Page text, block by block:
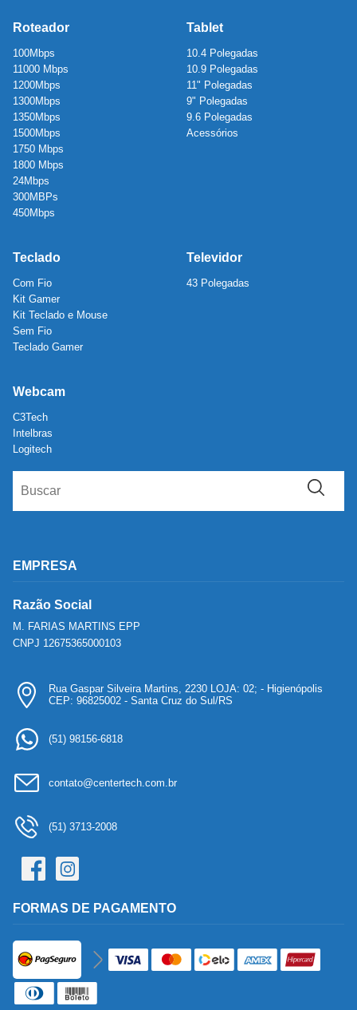
Roteador
100Mbps
11000 Mbps
1200Mbps
1300Mbps
1350Mbps
1500Mbps
1750 Mbps
1800 Mbps
24Mbps
300MBPs
450Mbps
Tablet
10.4 Polegadas
10.9 Polegadas
11" Polegadas
9" Polegadas
9.6 Polegadas
Acessórios
Teclado
Com Fio
Kit Gamer
Kit Teclado e Mouse
Sem Fio
Teclado Gamer
Televidor
43 Polegadas
Webcam
C3Tech
Intelbras
Logitech
EMPRESA
Razão Social
M. FARIAS MARTINS EPP
CNPJ 12675365000103
Rua Gaspar Silveira Martins, 2230 LOJA: 02; - Higienópolis
CEP: 96825002 - Santa Cruz do Sul/RS
(51) 98156-6818
contato@centertech.com.br
(51) 3713-2008
FORMAS DE PAGAMENTO